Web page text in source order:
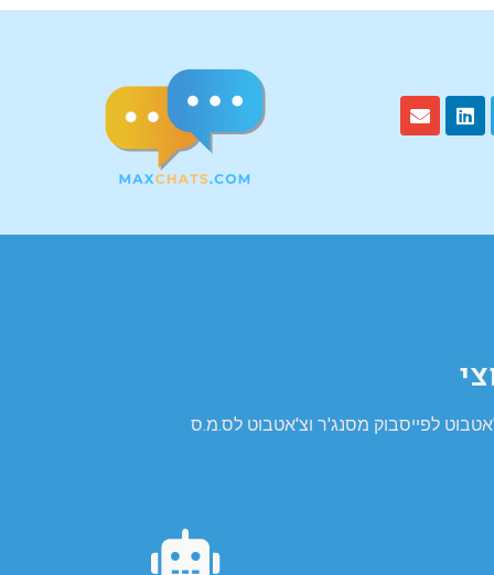
לפייסבוק מסנג'ר וצ'אטבוט לס.מ.ס